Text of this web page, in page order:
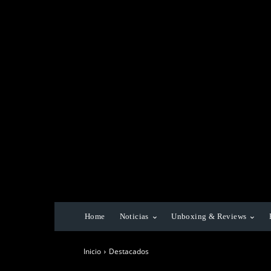
Home Noticias Unboxing & Reviews
Inicio Destacados